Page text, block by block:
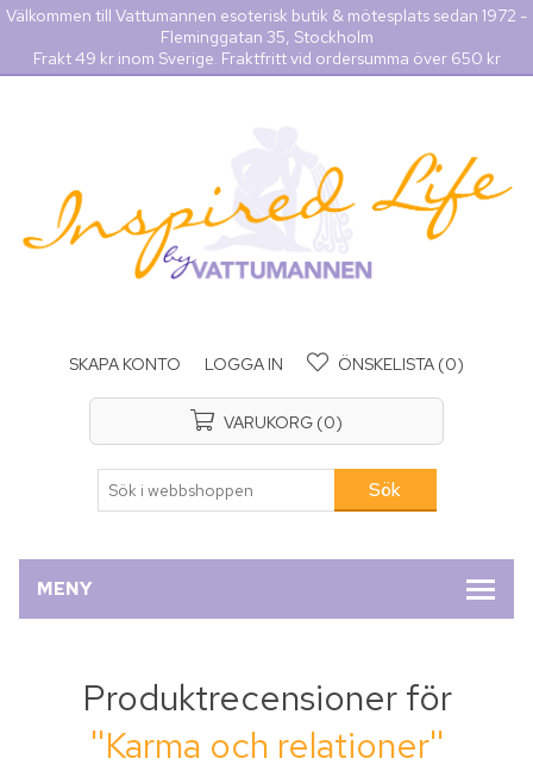
Välkommen till Vattumannen esoterisk butik & mötesplats sedan 1972 -
Fleminggatan 35, Stockholm
Frakt 49 kr inom Sverige. Fraktfritt vid ordersumma över 650 kr
SKAPA KONTO LOGGA IN ÖNSKELISTA (0)
VARUKORG (0)
MENY
Produktrecensioner för
Karma och relationer